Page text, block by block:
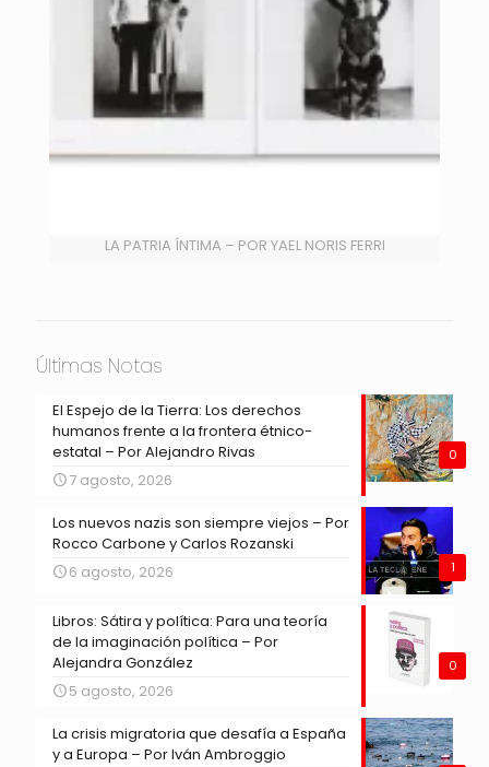
LA PATRIA ÍNTIMA – POR YAEL NORIS FERRI
Últimas Notas
0
El Espejo de la Tierra: Los derechos
humanos frente a la frontera étnico-
estatal – Por Alejandro Rivas
7 agosto, 2026
1
Los nuevos nazis son siempre viejos – Por
Rocco Carbone y Carlos Rozanski
6 agosto, 2026
0
Libros: Sátira y política: Para una teoría
de la imaginación política – Por
Alejandra González
5 agosto, 2026
La crisis migratoria que desafía a España
y a Europa – Por Iván Ambroggio